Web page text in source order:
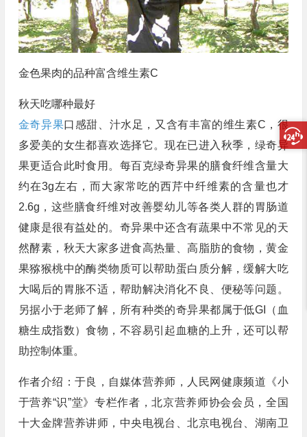
金色果肉的品种富含维生素C
秋天吃哪种最好
金奇异果口感甜、汁水足，又含有丰富的维生素C，很
多爱美的女生都喜欢选择它。现在已进入秋季，绿奇异
果更适合此时食用。每百克绿奇异果的膳食纤维含量大
约在3g左右，而大家常吃的西芹中纤维素的含量也才
2.6g，这些膳食纤维对改善婴幼儿等各类人群的胃肠道
健康是很有益处的。奇异果中还含有蔬果中不常见的天
然酵素，秋天大家多进食高热量、高脂肪的食物，黄金
果猕猴桃中的酶类物质可以帮助蛋白质分解，缓解大吃
大喝后的胃胀不适，帮助解决消化不良、便秘等问题。
另据小于老师了解，所有种类的奇异果都属于低GI（血
糖生成指数）食物，不容易引起血糖的上升，还可以帮
助控制体重。
作者介绍：于良，自媒体营养师，人民网健康频道《小
于营养“识”堂》专栏作者，北京营养师协会会员，全国
十大金牌营养讲师，中央电视台、北京电视台、湖南卫